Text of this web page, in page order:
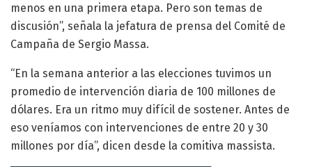
menos en una primera etapa. Pero son temas de
discusión”, señala la jefatura de prensa del Comité de
Campaña de Sergio Massa.
“En la semana anterior a las elecciones tuvimos un
promedio de intervención diaria de 100 millones de
dólares. Era un ritmo muy difícil de sostener. Antes de
eso veníamos con intervenciones de entre 20 y 30
millones por día”, dicen desde la comitiva massista.